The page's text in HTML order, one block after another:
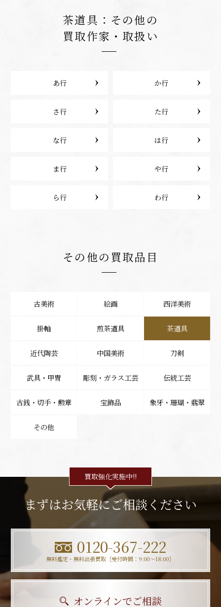
茶道具：その他の
買取作家・取扱い
あ行 か行
さ行 た行
な行 は行
ま行 や行
ら行 わ行
その他の買取品目
古美術 絵画 西洋美術
掛軸 煎茶道具 茶道具
近代陶芸 中国美術 刀剣
武具・甲冑 彫刻・ガラス工芸 伝統工芸
古銭・切手・勲章 宝飾品 象牙・珊瑚・翡翠
その他
買取強化実施中!!
まずはお気軽にご相談ください
0120-367-222
無料鑑定・無料出張買取［受付時間：9:00〜18:00］
オンラインでご相談